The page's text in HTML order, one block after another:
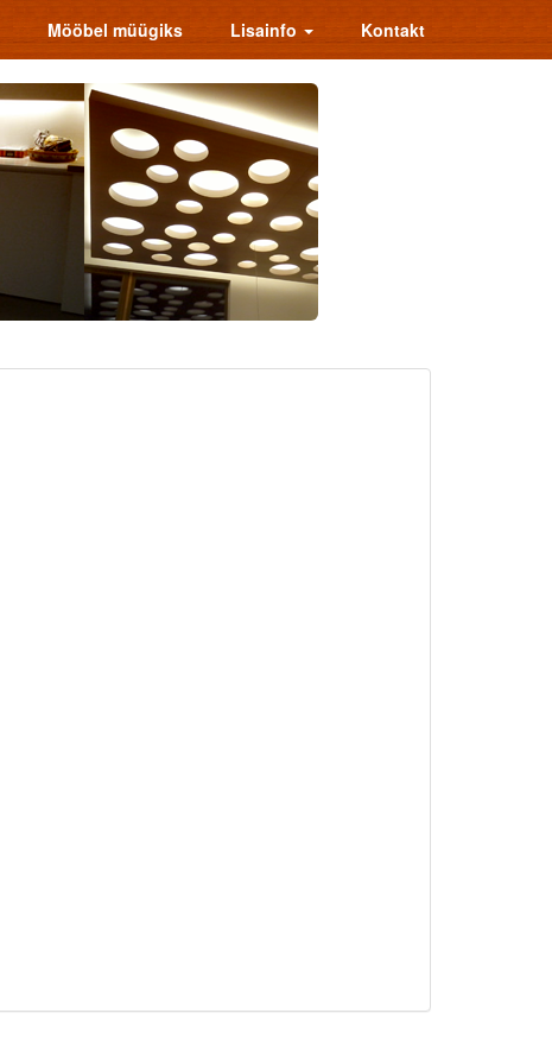
Mööbel müügiks Lisainfo Kontakt